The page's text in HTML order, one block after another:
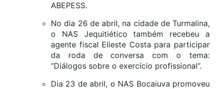
ABEPESS.
No dia 26 de abril, na cidade de Turmalina,
o NAS Jequitiético também recebeu a
agente fiscal Elieste Costa para participar
da roda de conversa com o tema:
“Diálogos sobre o exercício profissional”.
Dia 23 de abril, o NAS Bocaiuva promoveu